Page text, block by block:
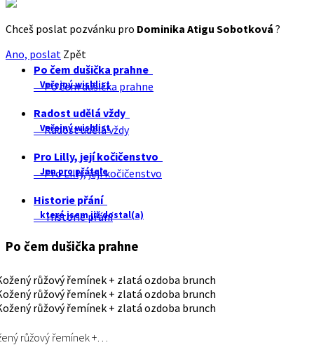
Chceš poslat pozvánku pro Dominika Atigu Sobotková ?
Ano, poslat Zpět
Po čem dušička prahne
Veřejný wishlist
Po čem dušička prahne
Radost udělá vždy
Veřejný wishlist
Radost udělá vždy
Pro Lilly, její kočičenstvo
Jen pro přátele
Pro Lilly, její kočičenstvo
Historie přání
které jsem již dostal(a)
Historie přání
Po čem dušička prahne
růžový řemínek +…